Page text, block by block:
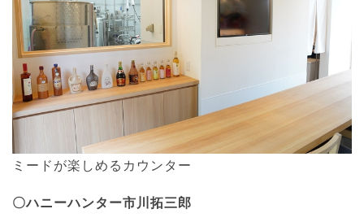
ミードが楽しめるカウンター
〇ハニーハンター市川拓三郎